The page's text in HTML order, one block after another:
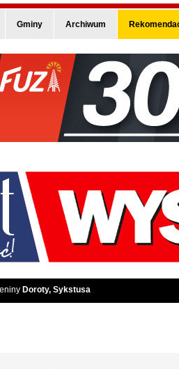
Gminy Archiwum
Doroty, Sykstusa